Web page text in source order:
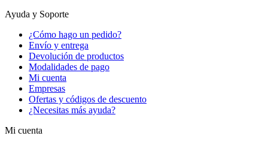
Ayuda y Soporte
¿Cómo hago un pedido?
Envío y entrega
Devolución de productos
Modalidades de pago
Mi cuenta
Empresas
Ofertas y códigos de descuento
¿Necesitas más ayuda?
Mi cuenta